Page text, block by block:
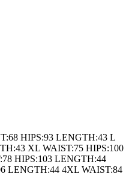
HIPS:93 LENGTH:43 L
XL WAIST:75 HIPS:100
HIPS:103 LENGTH:44
LENGTH:44 4XL WAIST:84